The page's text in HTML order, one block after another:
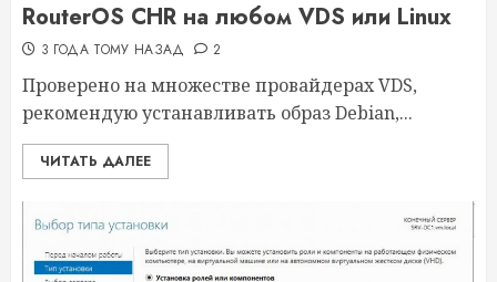
RouterOS CHR на любом VDS или Linux
3 ГОДА ТОМУ НАЗАД 2
Проверено на множестве провайдерах VDS,
рекомендую устанавливать образ Debian,...
ЧИТАТЬ ДАЛЕЕ